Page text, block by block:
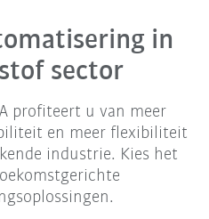
in
sector
profiteert u van meer
en meer flexibiliteit
industrie. Kies het